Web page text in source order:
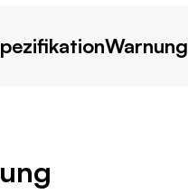
Warnung